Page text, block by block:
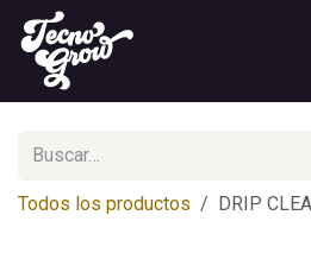
Ir al contenido
Todos los productos DRIP